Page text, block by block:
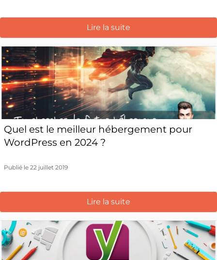
Lire la suite
Quel est le meilleur hébergement pour
WordPress en 2024 ?
Publié le 22 juillet 2019
Lire la suite